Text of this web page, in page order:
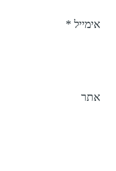
אימייל *
אתר